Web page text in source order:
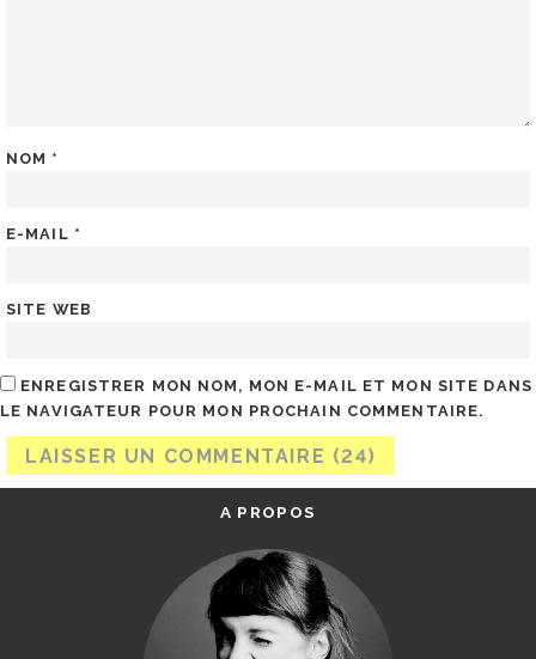
NOM *
E-MAIL *
SITE WEB
ENREGISTRER MON NOM, MON E-MAIL ET MON SITE DANS
LE NAVIGATEUR POUR MON PROCHAIN COMMENTAIRE.
A PROPOS